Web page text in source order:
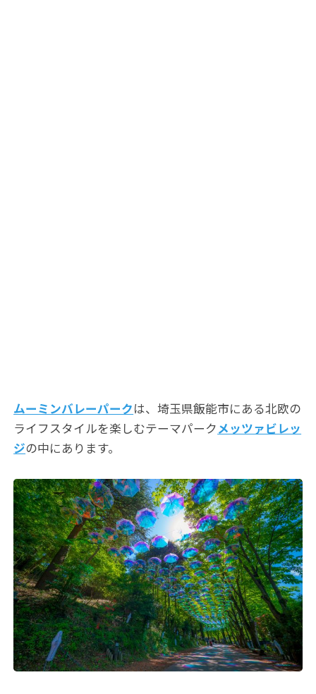
ムーミンバレーパーク は、埼玉県飯能市にある北欧の
ライフスタイルを楽しむテーマパーク メッツァビレッ
ジの中にあります。